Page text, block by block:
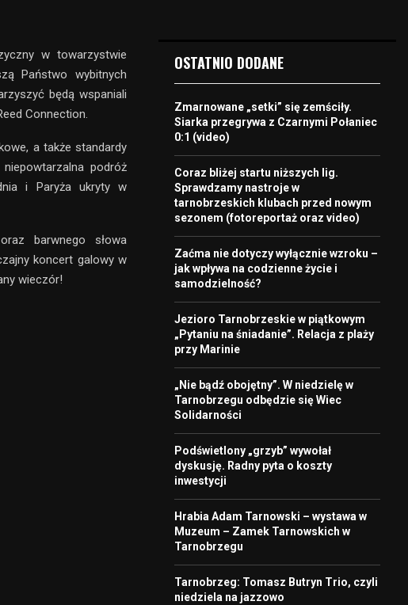
w towarzystwie
Państwo wybitnych
będą wspaniali
Connection.
a także standardy
podróż
i Paryża ukryty w
barwnego słowa
koncert galowy w
wieczór!
OSTATNIO DODANE
Zmarnowane „setki” się zemściły.
Siarka przegrywa z Czarnymi Połaniec
0:1 (video)
Coraz bliżej startu niższych lig.
Sprawdzamy nastroje w
tarnobrzeskich klubach przed nowym
sezonem (fotoreportaż oraz video)
Zaćma nie dotyczy wyłącznie wzroku –
jak wpływa na codzienne życie i
samodzielność?
Jezioro Tarnobrzeskie w piątkowym
„Pytaniu na śniadanie”. Relacja z plaży
przy Marinie
„Nie bądź obojętny”. W niedzielę w
Tarnobrzegu odbędzie się Wiec
Solidarności
Podświetlony „grzyb” wywołał
dyskusję. Radny pyta o koszty
inwestycji
Hrabia Adam Tarnowski – wystawa w
Muzeum – Zamek Tarnowskich w
Tarnobrzegu
Tarnobrzeg: Tomasz Butryn Trio, czyli
niedziela na jazzowo